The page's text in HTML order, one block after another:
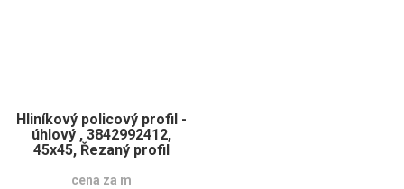
Hliníkový policový profil -
úhlový , 3842992412,
45x45, Řezaný profil
cena za m